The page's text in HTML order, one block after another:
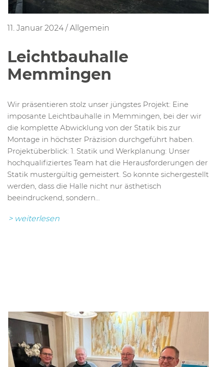
11. Januar 2024/Allgemein
Leichtbauhalle
Memmingen
Wir präsentieren stolz unser jüngstes Projekt: Eine
imposante Leichtbauhalle in Memmingen, bei der wir
die komplette Abwicklung von der Statik bis zur
Montage in höchster Präzision durchgeführt haben.
Projektüberblick: 1. Statik und Werkplanung: Unser
hochqualifiziertes Team hat die Herausforderungen der
Statik mustergültig gemeistert. So konnte sichergestellt
werden, dass die Halle nicht nur ästhetisch
beeindruckend, sondern...
> weiterlesen